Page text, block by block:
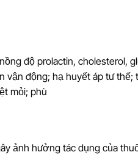
độ prolactin, cholesterol,
động; hạ huyết áp tư
mỏi; phù
ảnh hưởng tác dụng của